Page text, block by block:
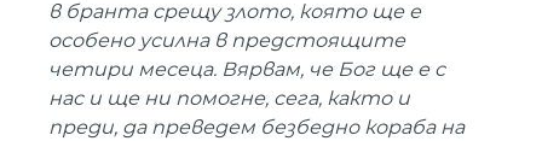
в бранта срещу злото, която ще е
особено усилна в предстоящите
четири месеца. Вярвам, че Бог ще е с
нас и ще ни помогне, сега, както и
преди, да преведем безбедно кораба на